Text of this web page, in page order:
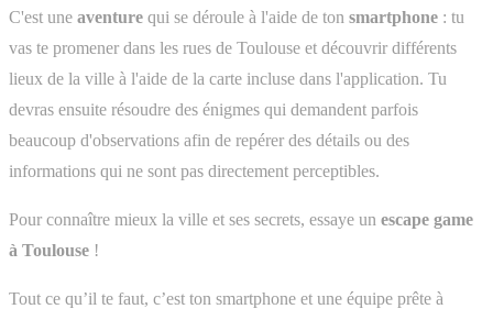
C'est une aventure qui se déroule à l'aide de ton smartphone : tu
vas te promener dans les rues de Toulouse et découvrir différents
lieux de la ville à l'aide de la carte incluse dans l'application. Tu
devras ensuite résoudre des énigmes qui demandent parfois
beaucoup d'observations afin de repérer des détails ou des
informations qui ne sont pas directement perceptibles.
Pour connaître mieux la ville et ses secrets, essaye un escape game
à Toulouse !
Tout ce qu’il te faut, c’est ton smartphone et une équipe prête à